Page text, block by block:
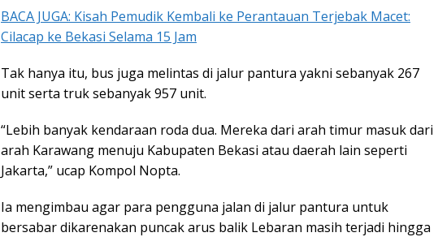
BACA JUGA: Kisah Pemudik Kembali ke Perantauan Terjebak Macet:
Cilacap ke Bekasi Selama 15 Jam
Tak hanya itu, bus juga melintas di jalur pantura yakni sebanyak 267
unit serta truk sebanyak 957 unit.
“Lebih banyak kendaraan roda dua. Mereka dari arah timur masuk dari
arah Karawang menuju Kabupaten Bekasi atau daerah lain seperti
Jakarta,” ucap Kompol Nopta.
Ia mengimbau agar para pengguna jalan di jalur pantura untuk
bersabar dikarenakan puncak arus balik Lebaran masih terjadi hingga